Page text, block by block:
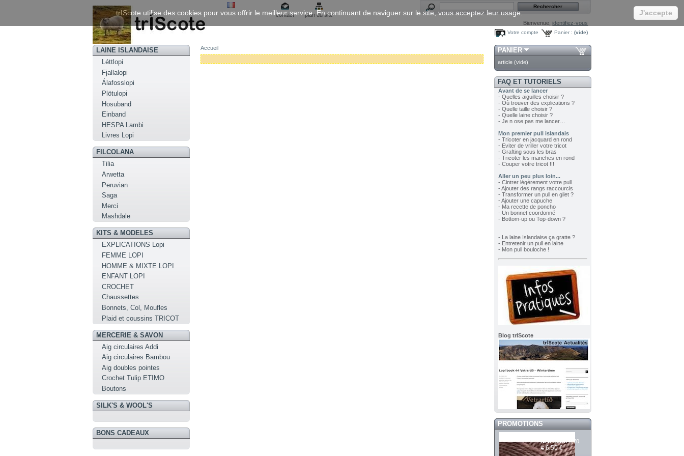
contact
plan du site
Bienvenue, identifiez-vous
Panier : (vide)
Votre compte
LAINE ISLANDAISE
Léttlopi
Fjallalopi
Álafosslopi
Plötulopi
Hosuband
Einband
HESPA Lambi
Livres Lopi
FILCOLANA
Tilia
Arwetta
Peruvian
Saga
Merci
Mashdale
KITS & MODELES
EXPLICATIONS Lopi
FEMME LOPI
HOMME & MIXTE LOPI
ENFANT LOPI
CROCHET
Chaussettes
Bonnets, Col, Moufles
Plaid et coussins TRICOT
MERCERIE & SAVON
Aig circulaires Addi
Aig circulaires Bambou
Aig doubles pointes
Crochet Tulip ETIMO
Boutons
SILK'S & WOOL'S
BONS CADEAUX
Accueil PANIER
article (vide)
FAQ ET TUTORIELS
Avant de se lancer
- Quelles aiguilles choisir ?
- Où trouver des explications ?
- Quelle taille choisir ?
- Quelle laine choisir ?
- Je n ose pas me lancer…
Mon premier pull islandais
- Tricoter en jacquard en rond
- Eviter de vriller votre tricot
- Grafting sous les bras
- Tricoter les manches en rond
- Couper votre tricot !!!
Aller un peu plus loin...
- Cintrer légèrement votre pull
- Ajouter des rangs raccourcis
- Transformer un pull en gilet ?
- Ajouter une capuche
- Ma recette de poncho
- Un bonnet coordonné
- Bottom-up ou Top-down ?
- La laine Islandaise ça gratte ?
- Entretenir un pull en laine
- Mon pull bouloche !
Blog trIScote
PROMOTIONS
New Dawn 6,70
€ 6,50 €
trIScote utilise des cookies pour vous offrir le meilleur service. En continuant de naviguer sur le site, vous acceptez leur usage. J'accepte